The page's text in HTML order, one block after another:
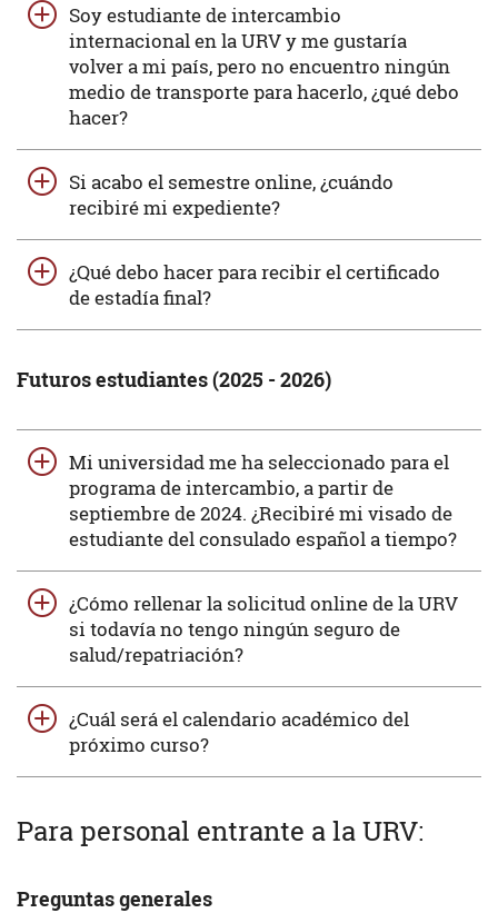
Soy estudiante de intercambio
internacional en la URV y me gustaría
volver a mi país, pero no encuentro ningún
medio de transporte para hacerlo, ¿qué debo
hacer?
Si acabo el semestre online, ¿cuándo
recibiré mi expediente?
¿Qué debo hacer para recibir el certificado
de estadía final?
Futuros estudiantes (2025 - 2026)
Mi universidad me ha seleccionado para el
programa de intercambio, a partir de
septiembre de 2024. ¿Recibiré mi visado de
estudiante del consulado español a tiempo?
¿Cómo rellenar la solicitud online de la URV
si todavía no tengo ningún seguro de
salud/repatriación?
¿Cuál será el calendario académico del
próximo curso?
Para personal entrante a la URV:
Preguntas generales